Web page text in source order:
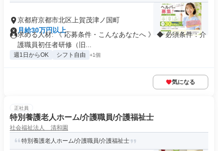
京都府京都市北区上賀茂津ノ国町
月給30万円以上
求める人材: 《 応募条件・こんなあなたへ 》 ◆ 必須条件：介
護職員初任者研修（旧...
週1日からOK シフト自由 +1個
気になる
正社員
特別養護老人ホーム/介護職員/介護福祉士
社会福祉法人 清和園
特別養護老人ホーム/介護職員/介護福祉士